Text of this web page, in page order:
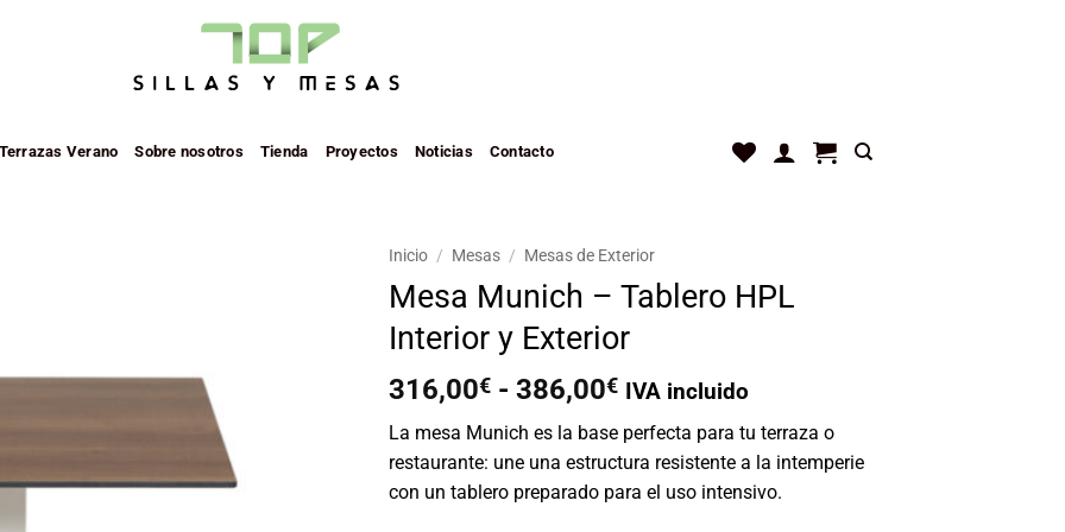
Verano Sobre nosotros Tienda Proyectos Noticias Contacto
Inicio / Mesas / Mesas de Exterior
Mesa Munich – Tablero HPL
Interior y Exterior
316,00€ - 386,00€Rango
precios:
desde
316,00€
IVA incluido
La mesa Munich es la base perfecta para tu terraza o
restaurante: une una estructura resistente a la intemperie
con un tablero preparado para el uso intensivo.